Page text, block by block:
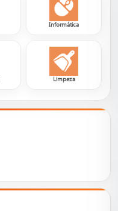
Informática
Limpeza